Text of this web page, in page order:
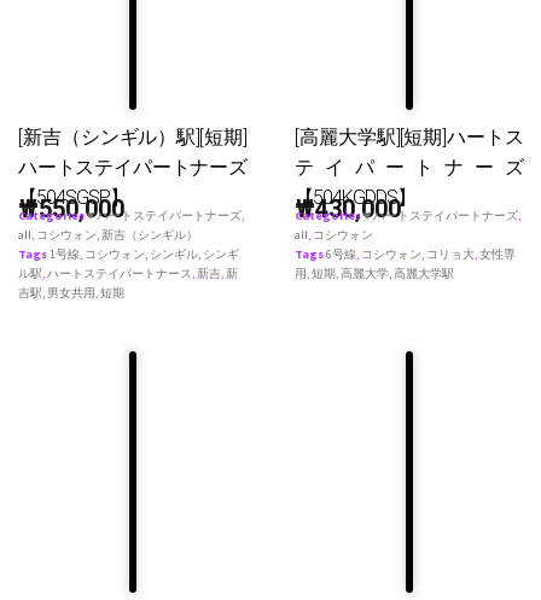
[新吉（シンギル）駅][短期]
ハートステイパートナーズ
【504SGSP】
₩550,000
Categories♥ ハートステイパートナーズ,
all, コシウォン,新吉（シンギル）
Tags1号線, コシウォン, シンギル, シンギ
ル駅,ハートステイパートナース,新吉,新
吉駅, 男女共用,短期
[高麗大学駅][短期]ハートス
テイパートナーズ
【504KGDDS】
₩430,000
Categories♥ ハートステイパートナーズ,
all, コシウォン
Tags6号線, コシウォン, コリョ大,女性専
用,短期,高麗大学,高麗大学駅